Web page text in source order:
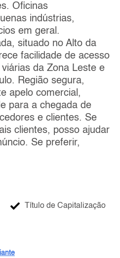
Oficinas
indústrias,
em geral.
situado no Alto da
facilidade de acesso
da Zona Leste e
Região segura,
apelo comercial,
para a chegada de
e clientes. Se
clientes, posso ajudar
Se preferir,
Título de Capitalização